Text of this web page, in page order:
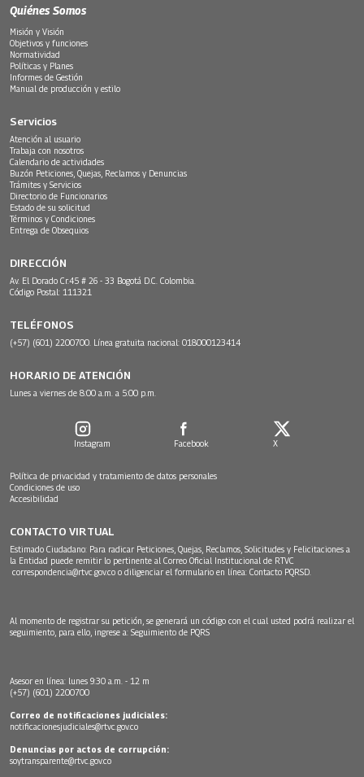
Quiénes Somos
Misión y Visión
Objetivos y funciones
Normatividad
Políticas y Planes
Informes de Gestión
Manual de producción y estilo
Servicios
Atención al usuario
Trabaja con nosotros
Calendario de actividades
Buzón Peticiones, Quejas, Reclamos y Denuncias
Trámites y Servicios
Directorio de Funcionarios
Estado de su solicitud
Términos y Condiciones
Entrega de Obsequios
DIRECCIÓN
Av. El Dorado Cr.45 # 26 - 33 Bogotá D.C. Colombia.
Código Postal: 111321
TELÉFONOS
(+57) (601) 2200700. Línea gratuita nacional: 018000123414
HORARIO DE ATENCIÓN
Lunes a viernes de 8:00 a.m. a 5:00 p.m.
Instagram Facebook X
Política de privacidad y tratamiento de datos personales
Condiciones de uso
Accesibilidad
CONTACTO VIRTUAL
Estimado Ciudadano: Para radicar Peticiones, Quejas, Reclamos, Solicitudes y Felicitaciones a
la Entidad puede remitir lo pertinente al Correo Oficial Institucional de RTVC
correspondencia@rtvc.gov.co o diligenciar el formulario en línea: Contacto PQRSD.
Al momento de registrar su petición, se generará un código con el cual usted podrá realizar el
seguimiento, para ello, ingrese a: Seguimiento de PQRS
Asesor en línea: lunes 9:30 a.m. - 12 m
(+57) (601) 2200700
Correo de notificaciones judiciales:
notificacionesjudiciales@rtvc.gov.co
Denuncias por actos de corrupción:
soytransparente@rtvc.gov.co